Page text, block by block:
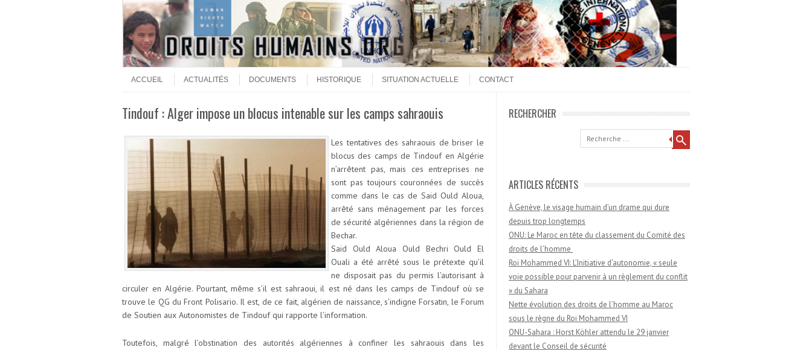
Menu
ACCUEIL
ACTUALITÉS DOCUMENTS HISTORIQUE SITUATION ACTUELLE CONTACT
Tindouf : Alger impose un blocus intenable sur les camps sahraouis
Les tentatives des sahraouis de briser le
blocus des camps de Tindouf en Algérie
n’arrêtent pas, mais ces entreprises ne
sont pas toujours couronnées de succès
comme dans le cas de Said Ould Aloua,
arrêté sans ménagement par les forces
de sécurité algériennes dans la région de
Bechar.
Said Ould Aloua Ould Bechri Ould El
Ouali a été arrêté sous le prétexte qu’il
ne disposait pas du permis l’autorisant à
circuler en Algérie. Pourtant, même s’il est sahraoui, il est né dans les camps de Tindouf où se
trouve le QG du Front Polisario. Il est, de ce fait, algérien de naissance, s’indigne Forsatin, le Forum
de Soutien aux Autonomistes de Tindouf qui rapporte l’information.
Toutefois, malgré l’obstination des autorités algériennes à confiner les sahraouis dans les
RECHERCHER
ARTICLES RÉCENTS
À Genève, le visage humain d’un drame qui dure
depuis trop longtemps
ONU: Le Maroc en tête du classement du Comité des
droits de l’homme
Roi Mohammed VI: L’Initiative d’autonomie, « seule
voie possible pour parvenir à un règlement du conflit
» du Sahara
Nette évolution des droits de l’homme au Maroc
sous le règne du Roi Mohammed VI
ONU-Sahara : Horst Köhler attendu le 29 janvier
devant le Conseil de sécurité